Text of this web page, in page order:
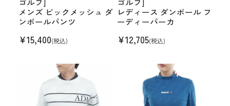
ゴルフ]
メンズ ビックメッシュ ダ
ンボールパンツ
¥15,400(税込)
ゴルフ]
レディース ダンボール フ
ーディーパーカ
¥12,705(税込)